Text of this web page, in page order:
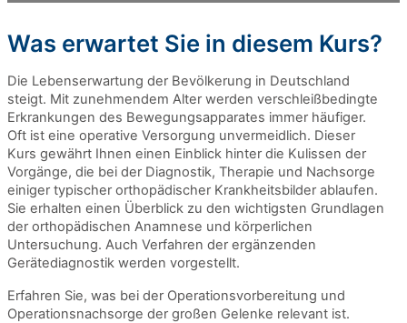
Was erwartet Sie in diesem Kurs?
Die Lebenserwartung der Bevölkerung in Deutschland
steigt. Mit zunehmendem Alter werden verschleißbedingte
Erkrankungen des Bewegungsapparates immer häufiger.
Oft ist eine operative Versorgung unvermeidlich. Dieser
Kurs gewährt Ihnen einen Einblick hinter die Kulissen der
Vorgänge, die bei der Diagnostik, Therapie und Nachsorge
einiger typischer orthopädischer Krankheitsbilder ablaufen.
Sie erhalten einen Überblick zu den wichtigsten Grundlagen
der orthopädischen Anamnese und körperlichen
Untersuchung. Auch Verfahren der ergänzenden
Gerätediagnostik werden vorgestellt.
Erfahren Sie, was bei der Operationsvorbereitung und
Operationsnachsorge der großen Gelenke relevant ist.